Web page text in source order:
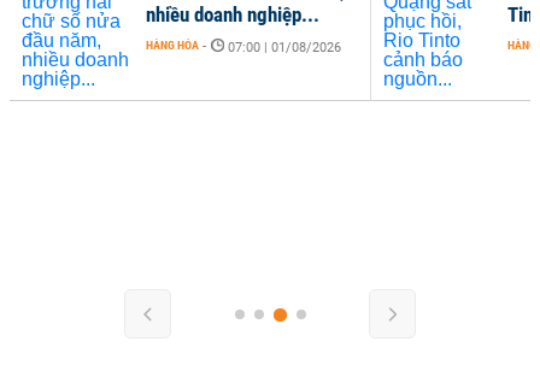
HÀNG
nhiều doanh nghiệp...
HÀNG HÓA - 07:00 | 01/08/2026